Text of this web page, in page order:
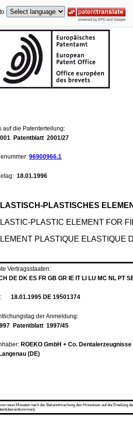
auf die Patenterteilung:
Patentblatt 2001/27
96900966.1
18.01.1996
PLASTISCHES
PLASTIC ELEMENT FOR
PLASTIQUE ELASTIQUE
Vertragsstaaten:
DE DK ES FR GB GR IE IT LI LU MC NL PT
18.01.1995 DE 19501374
der Anmeldung:
Patentblatt 1997/45
ROEKO GmbH + Co. Dentalerzeugnisse
(DE)
neun Monaten nach der Bekanntmachung des Hinweises auf die